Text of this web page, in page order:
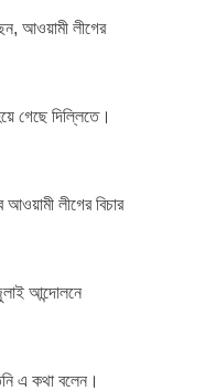
আওয়ামী লীগের
গেছে দিল্লিতে।
লীগের বিচার
আন্দোলনে
এ কথা বলেন।